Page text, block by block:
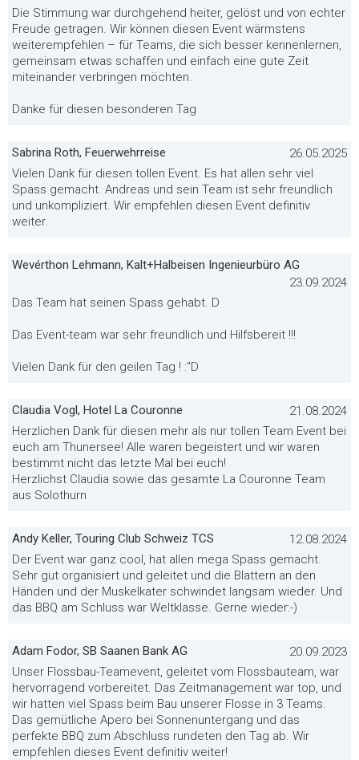
Die Stimmung war durchgehend heiter, gelöst und von echter
Freude getragen. Wir können diesen Event wärmstens
weiterempfehlen – für Teams, die sich besser kennenlernen,
gemeinsam etwas schaffen und einfach eine gute Zeit
miteinander verbringen möchten.
Danke für diesen besonderen Tag
Sabrina Roth, Feuerwehrreise
26.05.2025
Vielen Dank für diesen tollen Event. Es hat allen sehr viel
Spass gemacht. Andreas und sein Team ist sehr freundlich
und unkompliziert. Wir empfehlen diesen Event definitiv
weiter.
Wevérthon Lehmann, Kalt+Halbeisen Ingenieurbüro AG
23.09.2024
Das Team hat seinen Spass gehabt. D
Das Event-team war sehr freundlich und Hilfsbereit !!!
Vielen Dank für den geilen Tag ! :"D
Claudia Vogl, Hotel La Couronne
21.08.2024
Herzlichen Dank für diesen mehr als nur tollen Team Event bei
euch am Thunersee! Alle waren begeistert und wir waren
bestimmt nicht das letzte Mal bei euch!
Herzlichst Claudia sowie das gesamte La Couronne Team
aus Solothurn
Andy Keller, Touring Club Schweiz TCS
12.08.2024
Der Event war ganz cool, hat allen mega Spass gemacht.
Sehr gut organisiert und geleitet und die Blattern an den
Händen und der Muskelkater schwindet langsam wieder. Und
das BBQ am Schluss war Weltklasse. Gerne wieder:-)
Adam Fodor, SB Saanen Bank AG
20.09.2023
Unser Flossbau-Teamevent, geleitet vom Flossbauteam, war
hervorragend vorbereitet. Das Zeitmanagement war top, und
wir hatten viel Spass beim Bau unserer Flosse in 3 Teams.
Das gemütliche Apero bei Sonnenuntergang und das
perfekte BBQ zum Abschluss rundeten den Tag ab. Wir
empfehlen dieses Event definitiv weiter!